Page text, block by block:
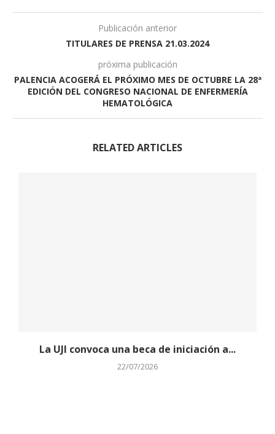
Publicación anterior
TITULARES DE PRENSA 21.03.2024
próxima publicación
PALENCIA ACOGERÁ EL PRÓXIMO MES DE OCTUBRE LA 28ª
EDICIÓN DEL CONGRESO NACIONAL DE ENFERMERÍA
HEMATOLÓGICA
RELATED ARTICLES
La UJI convoca una beca de iniciación a...
22/07/2026